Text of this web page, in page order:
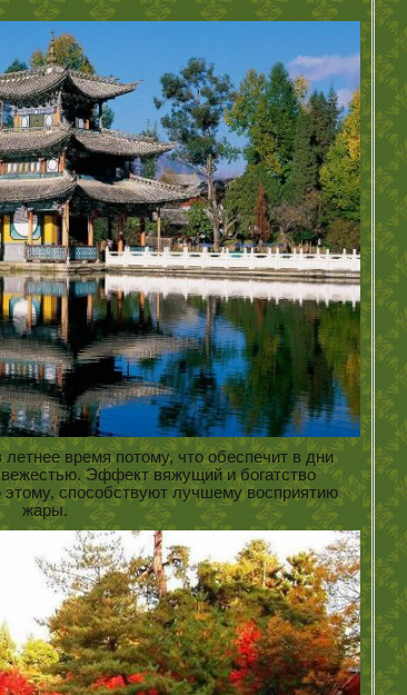
время потому, что обеспечит в дни
Эффект вяжущий и богатство
способствуют лучшему восприятию
жары.